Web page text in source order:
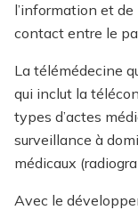
l’information et
contact entre le
La télémédecine
qui inclut la
types d’actes
surveillance à
médicaux
Avec le